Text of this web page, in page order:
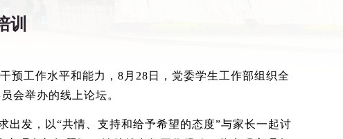
预工作水平和能力，8月28日，党委学生工作部组织全
会举办的线上论坛。
发，以“共情、支持和给予希望的态度”与家长一起讨